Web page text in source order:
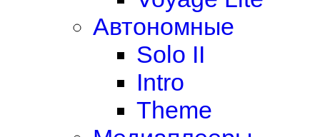
Автономные
Solo II
Intro
Theme